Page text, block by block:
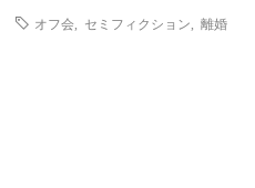
オフ会 セミフィクション 離婚